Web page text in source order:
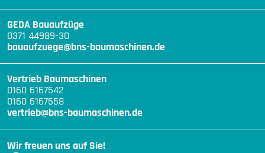
GEDA Bauaufzüge
0371 44989-30
bauaufzuege@bns-baumaschinen.de
Vertrieb Baumaschinen
0160 6167542
0160 6167558
vertrieb@bns-baumaschinen.de
Wir freuen uns auf Sie!